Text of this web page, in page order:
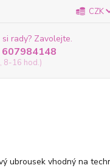
CZK
rady? Zavolejte.
8-16 hod.)
ubrousek vhodný na